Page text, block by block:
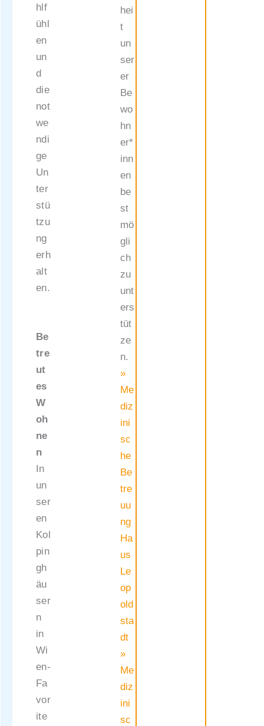
hlf
ühl
en
un
d
die
not
we
ndi
ge
Un
ter
stü
tzu
ng
erh
alt
en.
Be
tre
ut
es
W
oh
ne
n
In
un
ser
en
Kol
pin
gh
äu
ser
n
in
Wi
en-
Fa
vor
ite
hei
t
un
ser
er
Be
wo
hn
er*
inn
en
be
st
mö
gli
ch
zu
unt
ers
tüt
ze
n.
»
Me
diz
ini
sc
he
Be
tre
uu
ng
Ha
us
Le
op
old
sta
dt
»
Me
diz
ini
sc